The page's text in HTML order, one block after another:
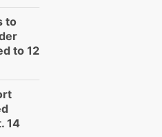
to
to 12
14